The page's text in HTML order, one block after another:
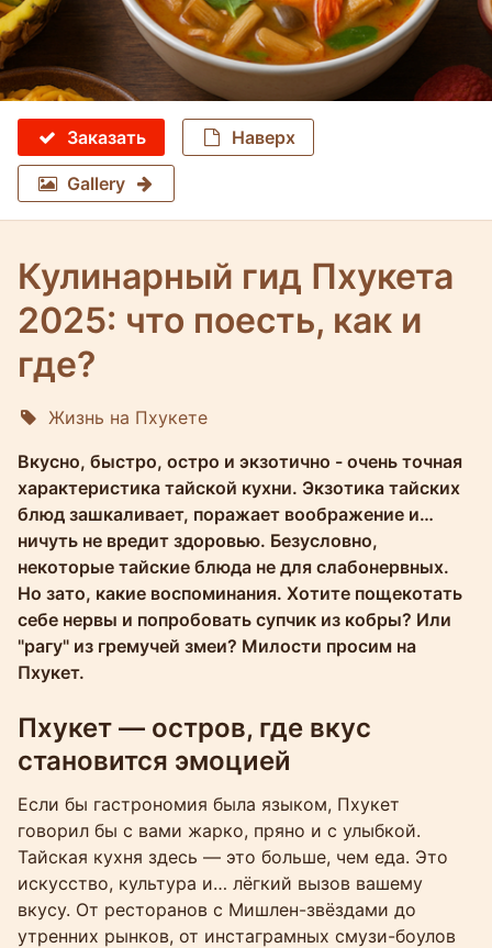
Заказать Наверх
Gallery
Кулинарный гид Пхукета
2025: что поесть, как и
где?
Жизнь на Пхукете
Вкусно, быстро, остро и экзотично - очень точная
характеристика тайской кухни. Экзотика тайских
блюд зашкаливает, поражает воображение и…
ничуть не вредит здоровью. Безусловно,
некоторые тайские блюда не для слабонервных.
Но зато, какие воспоминания. Хотите пощекотать
себе нервы и попробовать супчик из кобры? Или
"рагу" из гремучей змеи? Милости просим на
Пхукет.
Пхукет — остров, где вкус
становится эмоцией
Если бы гастрономия была языком, Пхукет
говорил бы с вами жарко, пряно и с улыбкой.
Тайская кухня здесь — это больше, чем еда. Это
искусство, культура и… лёгкий вызов вашему
вкусу. От ресторанов с Мишлен-звёздами до
утренних рынков, от инстаграмных смузи-боулов